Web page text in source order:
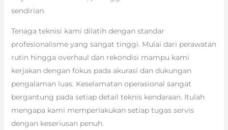
sendirian.
Tenaga teknisi kami dilatih dengan standar
profesionalisme yang sangat tinggi. Mulai dari perawatan
rutin hingga overhaul dan rekondisi mampu kami
kerjakan dengan fokus pada akurasi dan dukungan
pengalaman luas. Keselamatan operasional sangat
bergantung pada setiap detail teknis kendaraan. Itulah
mengapa kami memperlakukan setiap tugas servis
dengan keseriusan penuh.